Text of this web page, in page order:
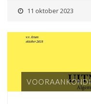
11 oktober 2023